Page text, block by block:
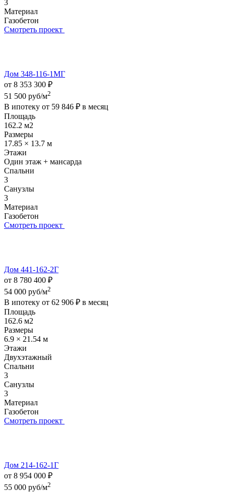
3
Материал
Газобетон
Смотреть проект
Дом 348-116-1МГ
от 8 353 300 ₽
51 500 руб/м2
В ипотеку от 59 846 ₽ в месяц
Площадь
162.2 м2
Размеры
17.85 × 13.7 м
Этажи
Один этаж + мансарда
Спальни
3
Санузлы
3
Материал
Газобетон
Смотреть проект
Дом 441-162-2Г
от 8 780 400 ₽
54 000 руб/м2
В ипотеку от 62 906 ₽ в месяц
Площадь
162.6 м2
Размеры
6.9 × 21.54 м
Этажи
Двухэтажный
Спальни
3
Санузлы
3
Материал
Газобетон
Смотреть проект
Дом 214-162-1Г
от 8 954 000 ₽
55 000 руб/м2